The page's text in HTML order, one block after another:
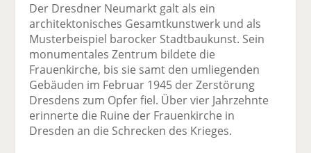
Der Dresdner Neumarkt galt als ein
architektonisches Gesamtkunstwerk und als
Musterbeispiel barocker Stadtbaukunst. Sein
monumentales Zentrum bildete die
Frauenkirche, bis sie samt den umliegenden
Gebäuden im Februar 1945 der Zerstörung
Dresdens zum Opfer fiel. Über vier Jahrzehnte
erinnerte die Ruine der Frauenkirche in
Dresden an die Schrecken des Krieges.